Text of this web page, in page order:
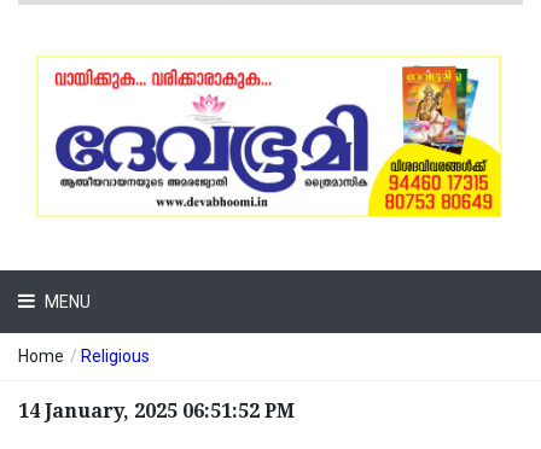
MENU
Home / Religious
14 January, 2025 06:51:52 PM